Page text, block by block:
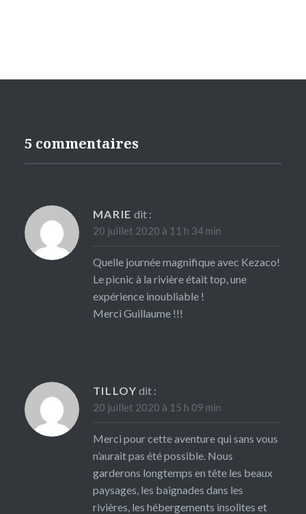
5 commentaires
MARIE dit :
20 juillet 2020 à 11 h 34 min
Quelle journée magnifique avec Kezaco!
Le picnic à la rivière était top, une
expérience inoubliable !
Merci Guillaume !!!
TILLOY dit :
20 juillet 2020 à 15 h 09 min
Merci pour cette aventure qui sans vous
n’aurait pas été possible. Nous
garderons longtemps en tête les beaux
paysages, les baignades dans les
rivières, les hébergements insolites et